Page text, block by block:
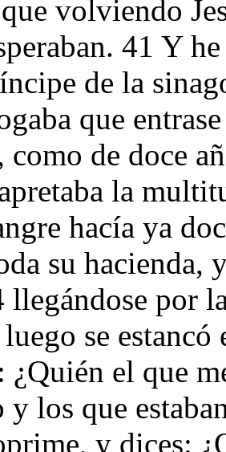
volviendo
41 Y
de la
que
de doce
la
hacía ya
su hacienda,
llegándose por
se
¿Quién el que
y los que
y dices: